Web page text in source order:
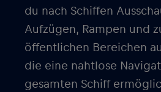
du nach Schiffen
Aufzügen, Rampen und
öffentlichen Bereichen
die eine nahtlose
gesamten Schiff